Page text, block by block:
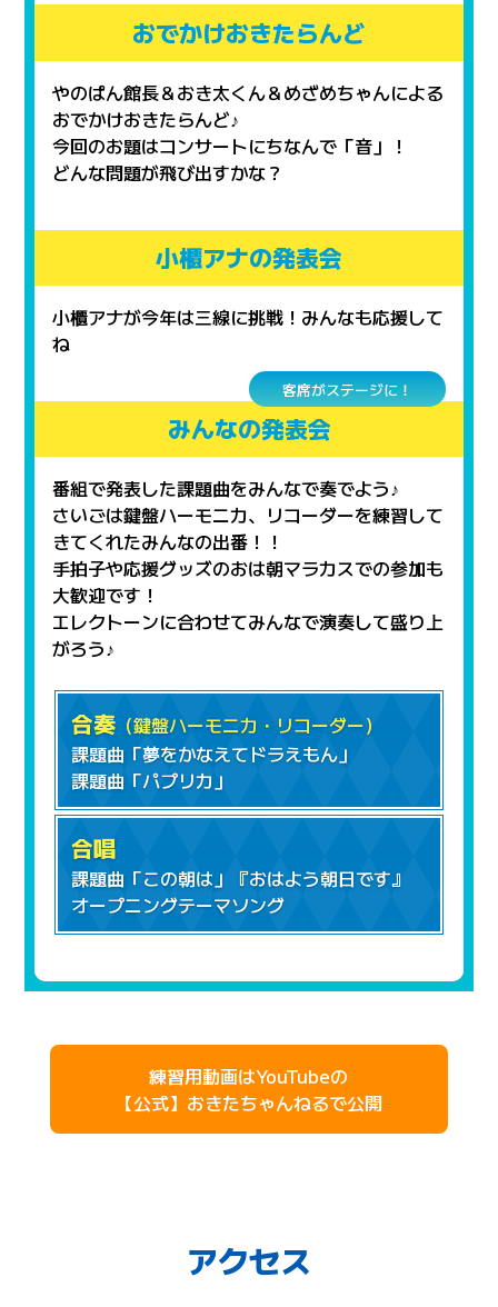
おでかけおきたらんど
やのぱん館長＆おき太くん＆めざめちゃんによる
おでかけおきたらんど♪
今回のお題はコンサートにちなんで「音」！
どんな問題が飛び出すかな？
小櫃アナの発表会
小櫃アナが今年は三線に挑戦！みんなも応援して
ね
みんなの発表会
客席がステージに！
番組で発表した課題曲をみんなで奏でよう♪
さいごは鍵盤ハーモニカ、リコーダーを練習して
きてくれたみんなの出番！！
手拍子や応援グッズのおは朝マラカスでの参加も
大歓迎です！
エレクトーンに合わせてみんなで演奏して盛り上
がろう♪
合奏 （鍵盤ハーモニカ・リコーダー）
課題曲「夢をかなえてドラえもん」
課題曲「パプリカ」
合唱
課題曲「この朝は」『おはよう朝日です』
オープニングテーマソング
練習用動画はYouTubeの
【公式】おきたちゃんねるで公開
アクセス